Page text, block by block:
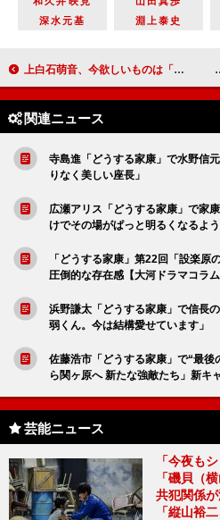
深水元基
淵上泰史
上白石萌音、今欲しいものは「長期のお休み」 「家族４人でメキシコに“里帰り”したい」
関連ニュース
寺島進「どうする家康」で水野信
りなく美しい座長」
広瀬アリス「どうする家康」で家
けでその場がぱっと明るくなるよう
「どうする家康」第22回「設楽原
圧倒的な存在感【大河ドラマコラム
浜野謙太「どうする家康」で信長
弱くん。今は結構愛せています」
佐藤浩市「どうする家康」で“最
ら関ヶ原へ 新たな強敵たち」新キ
芸能ニュース
「今夜も
「磯貝（
共犯関係が
「縦山裕